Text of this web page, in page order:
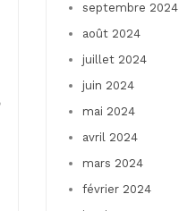
septembre 2024
août 2024
juillet 2024
juin 2024
mai 2024
avril 2024
mars 2024
février 2024